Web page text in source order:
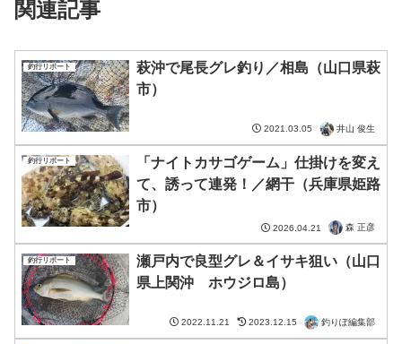
関連記事
釣行リポート
萩沖で尾長グレ釣り／相島（山口県萩
市）
2021.03.05 井山 俊生
釣行リポート
「ナイトカサゴゲーム」仕掛けを変え
て、誘って連発！／網干（兵庫県姫路
市）
2026.04.21 森 正彦
釣行リポート
瀬戸内で良型グレ＆イサキ狙い（山口
県上関沖 ホウジロ島）
2022.11.21 2023.12.15 釣りぽ編集部